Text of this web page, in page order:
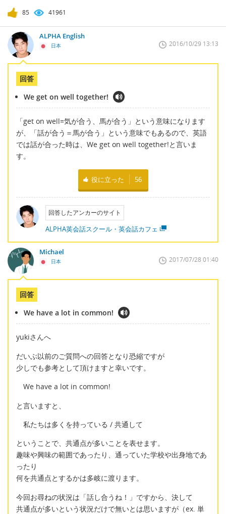
85 41961
ALPHA English
日本 2016/10/29 13:13
回答
We get on well together!
「get on well=気が合う、馬が合う」という意味になります
が、「話が合う＝馬が合う」という意味でもあるので、英語
では話が合った時は、We get on well together!と言いま
す。
役に立った 56
回答したアンカーのサイト
ALPHA英会話スクール・英会話カフェ
Michael
日本 2017/07/28 01:40
回答
We have a lot in common!
yukiさんへ
だいぶ以前のご質問への回答となり恐縮ですが
少しでも参考として頂けますと幸いです。
We have a lot in common!
と言いますと、
私たちは多くを持っている / 共通して
ということで、共通点が多いことを表せます。
趣味や興味の範囲であったり、通っていた学校や出身地であ
ったり
何を共通点とするかは多岐に渡ります。
今回お尋ねの状況は「話し合うね！」ですから、決して
共通点が多いという状況だけで無いとは思いますが（ex. 単